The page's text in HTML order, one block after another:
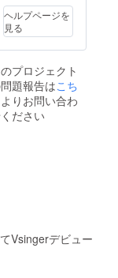
ヘルプページを
見る
プロジェクト
題報告はこち
よりお問い合わ
ださい
Vsingerデビュー